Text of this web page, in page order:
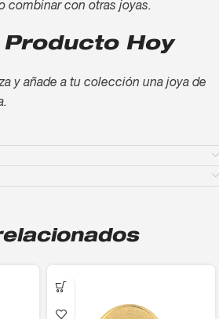
combinar con otras joyas.
Hoy
y añade a tu colección una joya de